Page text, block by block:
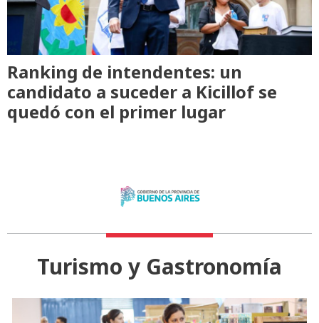
Ranking de intendentes: un
candidato a suceder a Kicillof se
quedó con el primer lugar
Turismo y Gastronomía